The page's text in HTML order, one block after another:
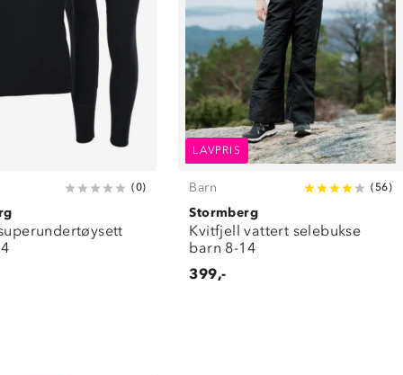
(0)
LAVPRIS
Barn (56)
Stormberg
Kvitfjell vattert selebukse
barn 8-14
399,-